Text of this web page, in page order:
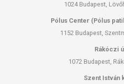
1024 Budapest,
Pólus Center (Pólus
1152 Budapest,
Rákóczi
1072 Budapest,
Szent István